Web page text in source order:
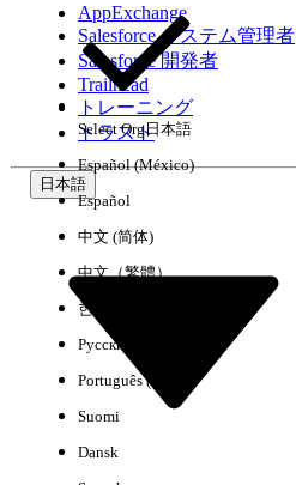
環境
AppExchange
Salesforce システム管理者
Salesforce 開発者
Trailhead
トレーニング
トラスト
日本語
Select Org日本語
Español (México)
Español
中文 (简体)
中文（繁體）
한국어
Русский
Português (Brasil)
Suomi
Dansk